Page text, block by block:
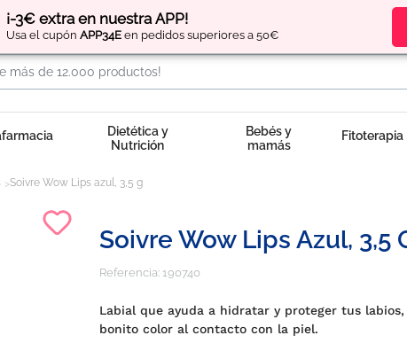
¡-3€ extra en nuestra APP!
Usa el cupón APP34E en pedidos superiores a 50€
Regístratey obtén
Dietética y
Nutrición
Bebés y
mamás
Fitoterapia
Soivre Wow Lips azul, 3,5 g
Soivre Wow Lips Azul, 3,5
Referencia: 190740
Labial que ayuda a hidratar y proteger tus
bonito color al contacto con la piel.